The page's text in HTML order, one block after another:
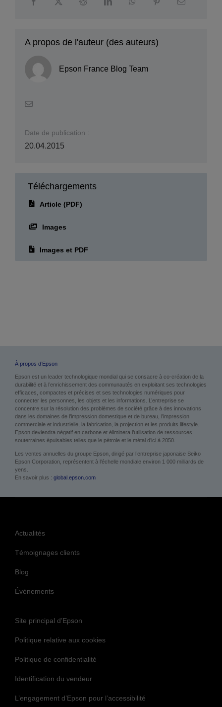
A propos de l'auteur (des auteurs)
Epson France Blog Team
Date de publication :
20.04.2015
Téléchargements
Article (PDF)
Images
Images et PDF
À propos d’Epson
Epson est un leader technologique mondial qui se consacre à co-création de la
durabilité et à l’enrichissement des communautés en exploitant ses technologies
efficaces, compactes et précises et ses technologies numériques pour
connecter les personnes, les objets et les informations. L’entreprise se
concentre sur la résolution des problèmes de société grâce à des innovations
dans les domaines de l’impression domestique et de bureau, l’impression
commerciale et industrielle, la fabrication, la projection et les produits lifestyle.
Epson deviendra négatif en carbone et éliminera l’utilisation de ressources
souterraines épuisables telles que le pétrole et le métal d’ici à 2050.
Les ventes annuelles du groupe Epson, dirigé par l’entreprise japonaise Seiko
Epson Corporation, représentent à l’échelle mondiale environ 1 000 milliards de
yens.
En savoir plus : global.epson.com
Actualités
Témoignages clients
Blog
Évènements
Site principal d’Epson
Politique relative aux cookies
Politique de confidentialité
Identification du vendeur
L’engagement d’Epson pour l’accessibilité